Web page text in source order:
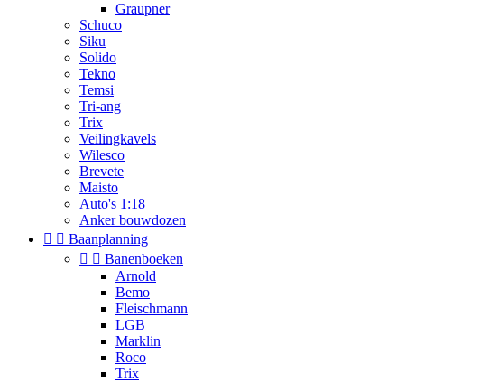
Graupner
Schuco
Siku
Solido
Tekno
Temsi
Tri-ang
Trix
Veilingkavels
Wilesco
Brevete
Maisto
Auto's 1:18
Anker bouwdozen
  Baanplanning
  Banenboeken
Arnold
Bemo
Fleischmann
LGB
Marklin
Roco
Trix